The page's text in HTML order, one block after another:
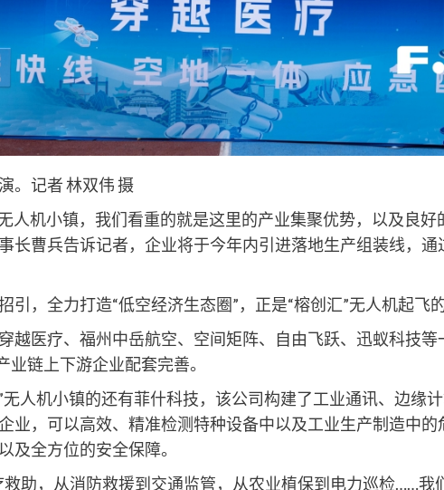
记者 林双伟 摄
机小镇，我们看重的就是这里的产业集聚优势，以及良好
长曹兵告诉记者，企业将于今年内引进落地生产组装线，
，全力打造“低空经济生态圈”，正是“榕创汇”无人机起飞的
医疗、福州中岳航空、空间矩阵、自由飞跃、迅蚁科技等
业链上下游企业配套完善。
机小镇的还有菲什科技，该公司构建了工业通讯、边缘
业，可以高效、精准检测特种设备中以及工业生产制造中
及全方位的安全保障。
，从消防救援到交通监管，从农业植保到电力巡检……我